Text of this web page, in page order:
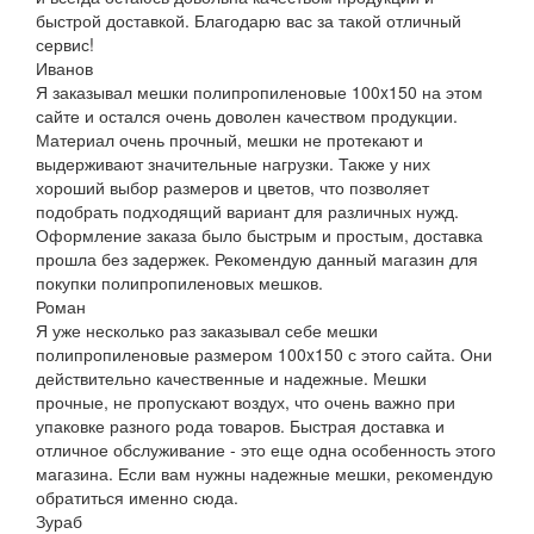
быстрой доставкой. Благодарю вас за такой отличный
сервис!
Иванов
Я заказывал мешки полипропиленовые 100x150 на этом
сайте и остался очень доволен качеством продукции.
Материал очень прочный, мешки не протекают и
выдерживают значительные нагрузки. Также у них
хороший выбор размеров и цветов, что позволяет
подобрать подходящий вариант для различных нужд.
Оформление заказа было быстрым и простым, доставка
прошла без задержек. Рекомендую данный магазин для
покупки полипропиленовых мешков.
Роман
Я уже несколько раз заказывал себе мешки
полипропиленовые размером 100x150 с этого сайта. Они
действительно качественные и надежные. Мешки
прочные, не пропускают воздух, что очень важно при
упаковке разного рода товаров. Быстрая доставка и
отличное обслуживание - это еще одна особенность этого
магазина. Если вам нужны надежные мешки, рекомендую
обратиться именно сюда.
Зураб